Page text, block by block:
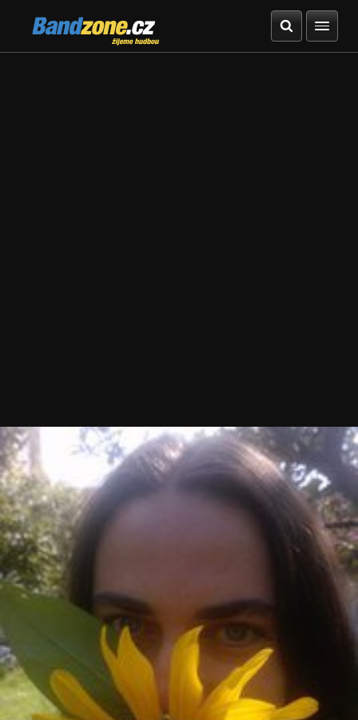
Bandzone.cz
žijeme hudbou